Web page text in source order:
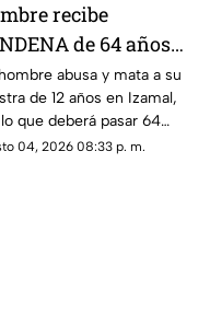
recibe
de 64 años
por hacer
UN INFIERNO a
esto le hizo
abusa y mata a su
de 12 años en Izamal,
que deberá pasar 64
de prisión tras ser
04, 2026 08:33 p. m.